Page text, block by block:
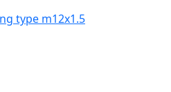
type m12x1.5